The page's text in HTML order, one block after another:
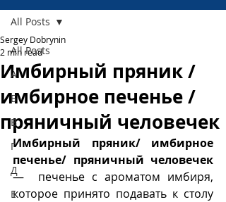
All Posts
А
Б
В
Г
Д
Е
All Posts
Имбирный пряник /
имбирное печенье /
пряничный человечек
Sergey Dobrynin
2 min read
Имбирный пряник/ имбирное
—  печенье с ароматом имбиря,
которое принято подавать к столу